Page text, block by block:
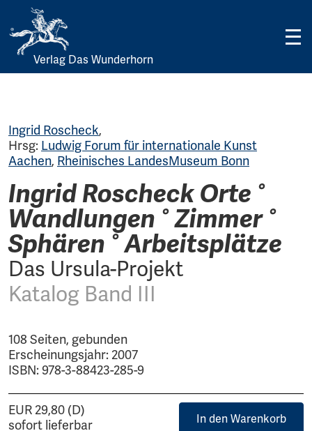
Skip
Verlag Das Wunderhorn
Ingrid Roscheck,
Hrsg: Ludwig Forum für internationale Kunst
Aachen, Rheinisches LandesMuseum Bonn
Ingrid Roscheck Orte °
Wandlungen ° Zimmer °
Sphären ° Arbeitsplätze
Das Ursula-Projekt
Katalog Band III
108 Seiten, gebunden
Erscheinungsjahr: 2007
ISBN: 978-3-88423-285-9
EUR 29,80 (D)
sofort lieferbar
In den Warenkorb